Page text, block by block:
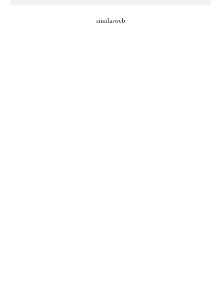
similarweb